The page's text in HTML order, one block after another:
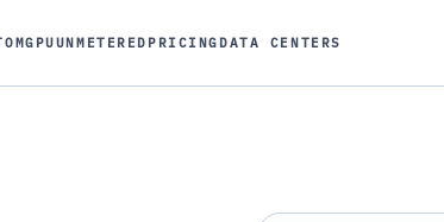
GPUUNMETERED PRICING DATA CENTERS